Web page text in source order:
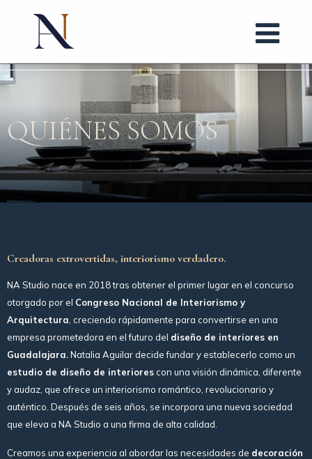
QUIÉNES SOMOS
Creadoras extrovertidas, interiorismo verdadero.
NA Studio nace en 2018 tras obtener el primer lugar en el concurso
otorgado por el Congreso Nacional de Interiorismo y
Arquitectura , creciendo rápidamente para convertirse en una
empresa prometedora en el futuro del diseño de interiores en
Guadalajara.Natalia Aguilar decide fundar y establecerlo como un
estudio de diseño de interiores con una visión dinámica, diferente
y audaz, que ofrece un interiorismo romántico, revolucionario y
auténtico. Después de seis años, se incorpora una nueva sociedad
que eleva a NA Studio a una firma de alta calidad.
Creamos una experiencia al abordar las necesidades de decoración